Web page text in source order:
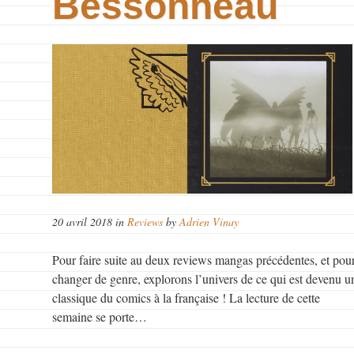
20 avril 2018 inReviews byAdrien Vinay
Pour faire suite au deux reviews mangas précédentes, et
changer de genre, explorons l’univers de ce qui est devenu
classique du comics à la française ! La lecture de cette
semaine se porte…